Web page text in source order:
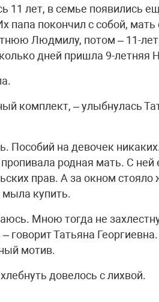
11 лет, в семье появились
папа покончил с собой, мать
Людмилу, потом – 11-
дней пришла 9-летняя
комплект, – улыбнулась
Пособий на девочек
родная мать. С ней
прав. А за окном
купить.
Мною тогда не
говорит Татьяна
мотив.
довелось с лихвой.